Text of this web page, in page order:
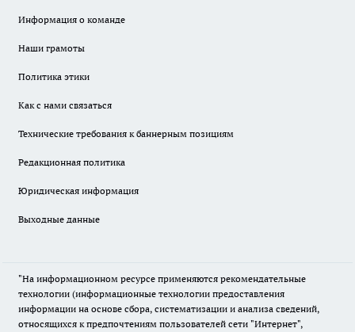
Информация о команде
Наши грамоты
Политика этики
Как с нами связаться
Технические требования к баннерным позициям
Редакционная политика
Юридическая информация
Выходные данные
"На информационном ресурсе применяются рекомендательные
технологии (информационные технологии предоставления
информации на основе сбора, систематизации и анализа сведений,
относящихся к предпочтениям пользователей сети "Интернет",